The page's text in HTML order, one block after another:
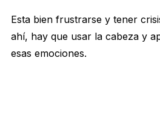
Esta bien frustrarse y tener
ahí, hay que usar la cabeza y
esas emociones.